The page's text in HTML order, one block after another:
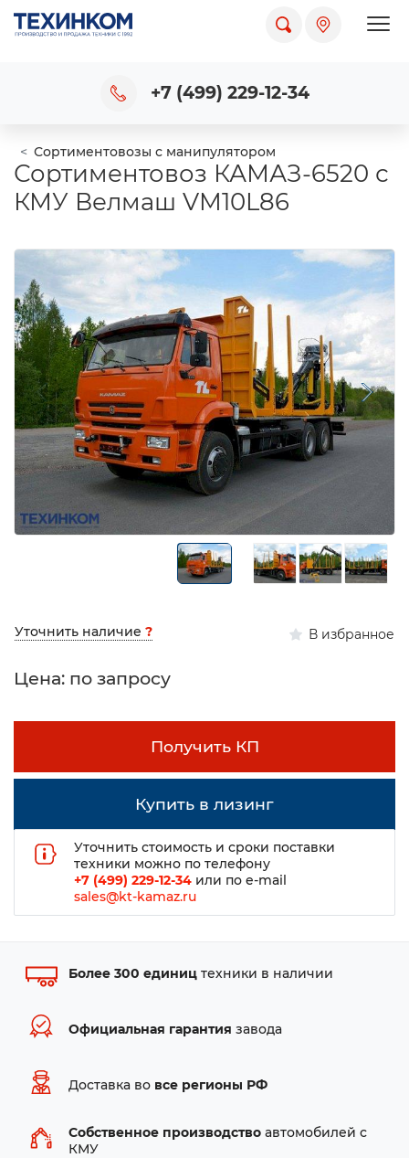
+7 (499) 229-12-34
Сортиментовозы с манипулятором
Сортиментовоз КАМАЗ-6520 с
КМУ Велмаш VM10L86
Уточнить наличие ? В избранное
Цена: по запросу
Получить КП
Купить в лизинг
Уточнить стоимость и сроки поставки
техники можно по телефону
+7 (499) 229-12-34 или по e-mail
sales@kt-kamaz.ru
Более 300 единиц техники в наличии
Официальная гарантия завода
Доставка во все регионы РФ
Собственное производство автомобилей с
КМУ